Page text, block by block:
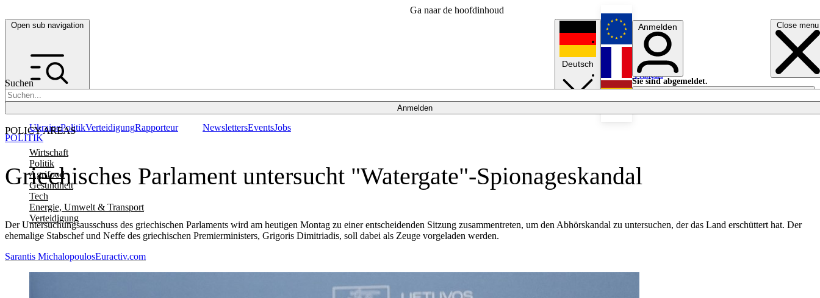
Ga naar de hoofdinhoud
Open sub navigation Close menu
Suchen
Anmelden
POLICY AREAS
Wirtschaft
Politik
Agrifood
Gesundheit
Tech
Energie, Umwelt & Transport
Verteidigung
UkrainePolitikVerteidigungRapporteur NewslettersEventsJobs
Deutsch
English
Français
Anmelden
Sie sind abgemeldet.
Anmelden
Licht aus
Griechisches Parlament untersucht "Watergate"-Spionageskandal
Der Untersuchungsausschuss des griechischen Parlaments wird am heutigen Montag zu einer entscheidenden Sitzung zusammentreten, um den Abhörskandal zu untersuchen, der das Land erschüttert hat. Der
ehemalige Stabschef und Neffe des griechischen Premierministers, Grigoris Dimitriadis, soll dabei als Zeuge vorgeladen werden.
POLITIK
Sarantis MichalopoulosEuractiv.com